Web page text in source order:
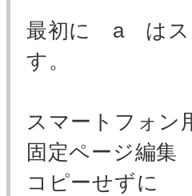
最初に a はス
す。
スマートフォン
固定ページ編
コピーせずに